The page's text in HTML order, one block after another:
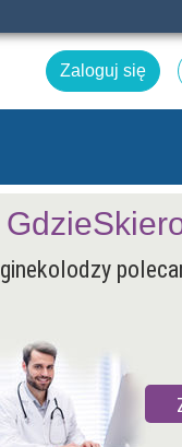
Zaloguj się
ginekolodzy